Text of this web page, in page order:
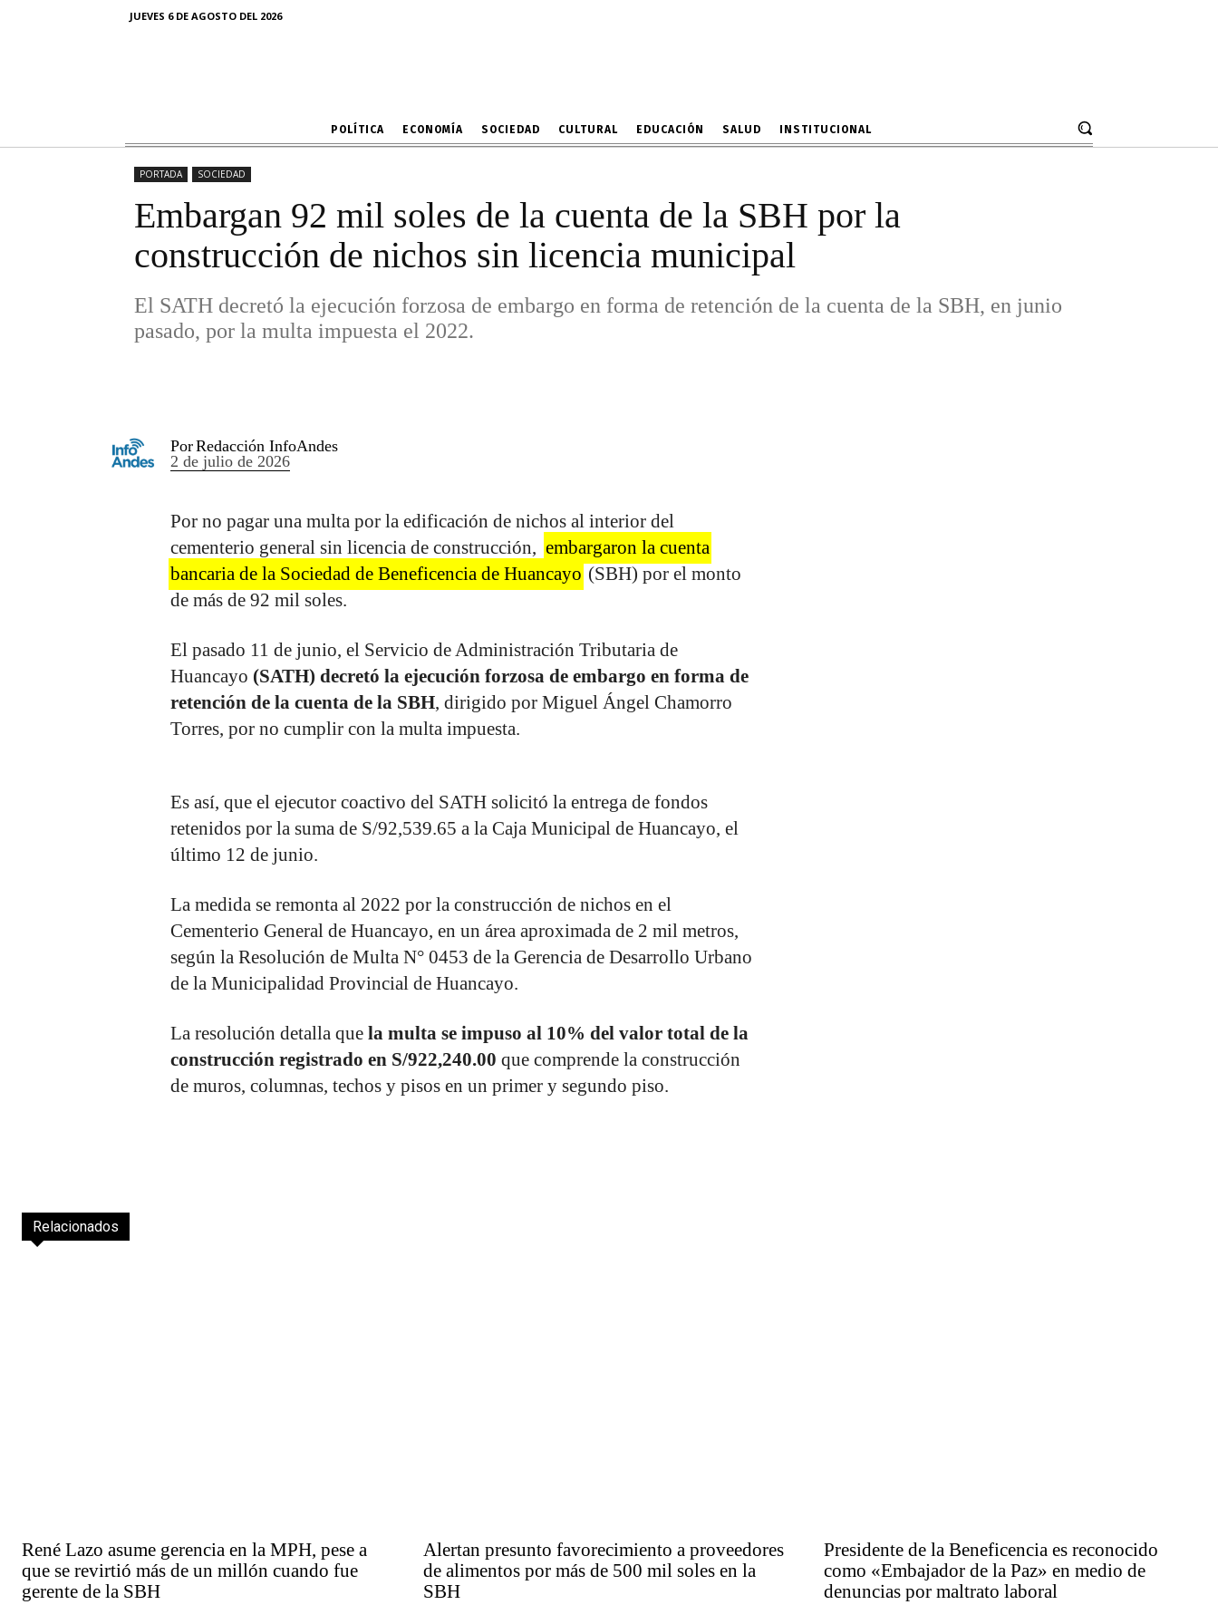
JUEVES 6 DE AGOSTO DEL 2026
POLÍTICA ECONOMÍA SOCIEDAD CULTURAL EDUCACIÓN SALUD INSTITUCIONAL
PORTADA SOCIEDAD
Embargan 92 mil soles de la cuenta de la SBH por la
construcción de nichos sin licencia municipal
El SATH decretó la ejecución forzosa de embargo en forma de retención de la cuenta de la SBH, en junio
pasado, por la multa impuesta el 2022.
PorRedacción InfoAndes
2 de julio de 2026
Por no pagar una multa por la edificación de nichos al interior del
cementerio general sin licencia de construcción, embargaron la cuenta
bancaria de la Sociedad de Beneficencia de Huancayo (SBH) por el monto
de más de 92 mil soles.
El pasado 11 de junio, el Servicio de Administración Tributaria de
Huancayo (SATH) decretó la ejecución forzosa de embargo en forma de
retención de la cuenta de la SBH, dirigido por Miguel Ángel Chamorro
Torres, por no cumplir con la multa impuesta.
Es así, que el ejecutor coactivo del SATH solicitó la entrega de fondos
retenidos por la suma de S/92,539.65 a la Caja Municipal de Huancayo, el
último 12 de junio.
La medida se remonta al 2022 por la construcción de nichos en el
Cementerio General de Huancayo, en un área aproximada de 2 mil metros,
según la Resolución de Multa N° 0453 de la Gerencia de Desarrollo Urbano
de la Municipalidad Provincial de Huancayo.
La resolución detalla que la multa se impuso al 10% del valor total de la
construcción registrado en S/922,240.00 que comprende la construcción
de muros, columnas, techos y pisos en un primer y segundo piso.
Relacionados
René Lazo asume gerencia en la MPH, pese a
que se revirtió más de un millón cuando fue
gerente de la SBH
Alertan presunto favorecimiento a proveedores
de alimentos por más de 500 mil soles en la
SBH
Presidente de la Beneficencia es reconocido
como «Embajador de la Paz» en medio de
denuncias por maltrato laboral